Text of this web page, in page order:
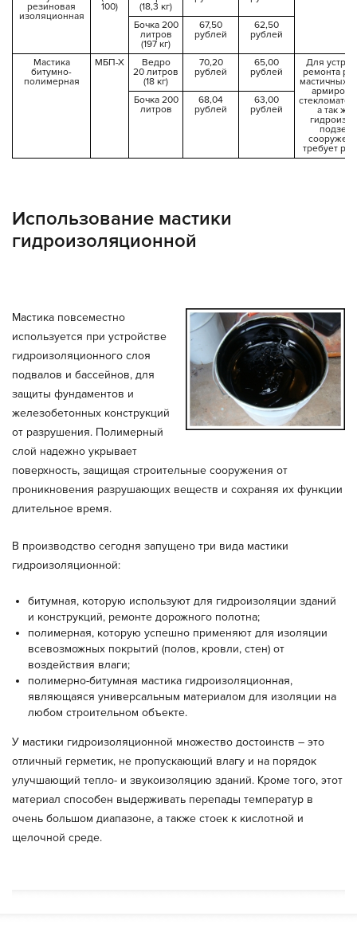
резиновая
изоляционная
100)
(18,3 кг)
Бочка 200
литров
(197 кг)
67,50
рублей
62,50
рублей
Мастика
битумно-
полимерная
МБП-Х
Ведро
20 литров
(18 кг)
70,20
рублей
65,00
рублей
Для
ремонта
мастичных
а так же
требует
Бочка 200
литров
68,04
рублей
63,00
рублей
Использование мастики
гидроизоляционной
Мастика повсеместно
используется при устройстве
гидроизоляционного слоя
подвалов и бассейнов, для
защиты фундаментов и
железобетонных конструкций
от разрушения. Полимерный
слой надежно укрывает
поверхность, защищая строительные сооружения от
проникновения разрушающих веществ и сохраняя их функции
длительное время.
В производство сегодня запущено три вида мастики
гидроизоляционной:
битумная, которую используют для гидроизоляции зданий
и конструкций, ремонте дорожного полотна;
полимерная, которую успешно применяют для изоляции
всевозможных покрытий (полов, кровли, стен) от
воздействия влаги;
полимерно-битумная мастика гидроизоляционная,
являющаяся универсальным материалом для изоляции на
любом строительном объекте.
У мастики гидроизоляционной множество достоинств – это
отличный герметик, не пропускающий влагу и на порядок
улучшающий тепло- и звукоизоляцию зданий. Кроме того, этот
материал способен выдерживать перепады температур в
очень большом диапазоне, а также стоек к кислотной и
щелочной среде.